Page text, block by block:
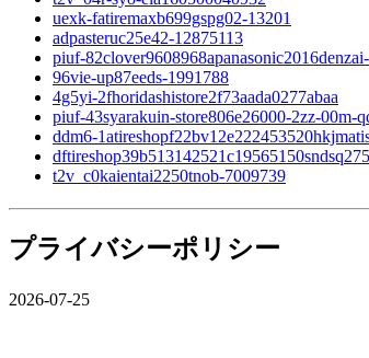
uexk-fatiremaxb699gspg02-13201
adpasteruc25e42-12875113
piuf-
96vie-up87eeds-1991788
4g5yi-2fhoridashistore2f73aada0277abaa
piuf-43syarakuin-store806e26000-2zz-00m-
ddm6-
t2v_c0kaientai2250tnob-7009739
プライバシーポリシー
2026-07-25